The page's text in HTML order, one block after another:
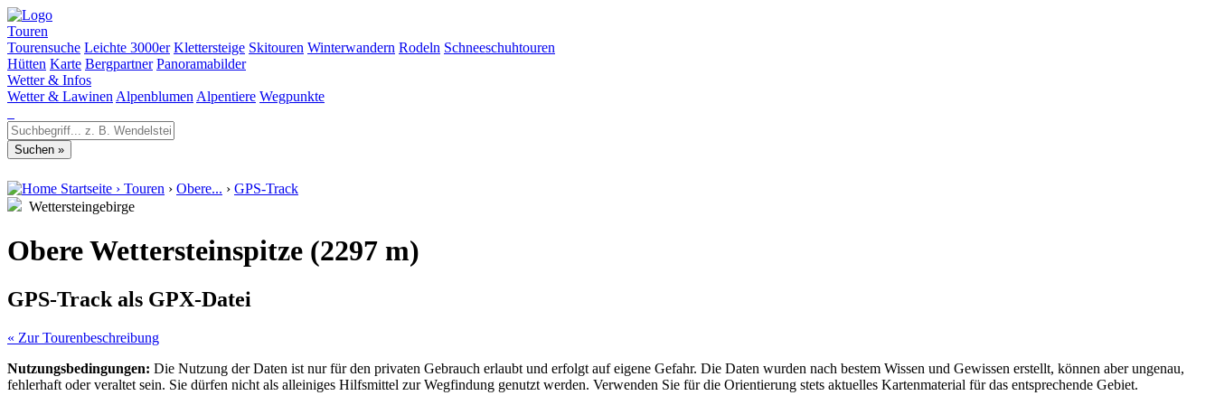
Touren
Tourensuche Leichte 3000er Klettersteige Skitouren Winterwandern Rodeln Schneeschuhtouren
Hütten Karte Bergpartner Panoramabilder
Wetter & Infos
Wetter & Lawinen Alpenblumen Alpentiere Wegpunkte
Startseite › Touren › Obere... › GPS-Track
Wettersteingebirge
Obere Wettersteinspitze (2297 m)
GPS-Track als GPX-Datei
« Zur Tourenbeschreibung
Nutzungsbedingungen: Die Nutzung der Daten ist nur für den privaten Gebrauch erlaubt und erfolgt auf eigene Gefahr. Die Daten wurden nach bestem Wissen und Gewissen erstellt, können aber ungenau,
fehlerhaft oder veraltet sein. Sie dürfen nicht als alleiniges Hilfsmittel zur Wegfindung genutzt werden. Verwenden Sie für die Orientierung stets aktuelles Kartenmaterial für das entsprechende Gebiet.